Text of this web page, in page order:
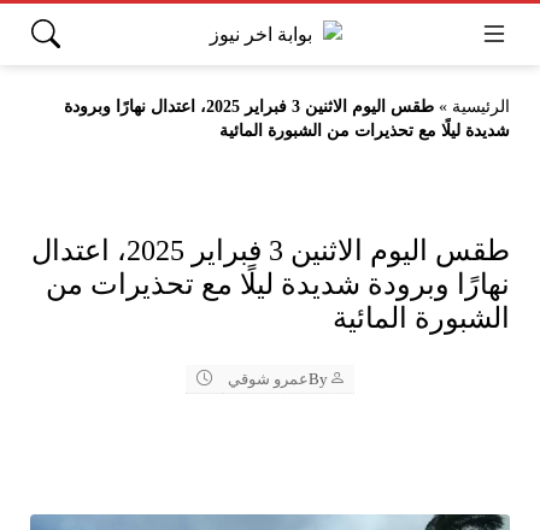
الرئيسية »
طقس اليوم الاثنين 3 فبراير 2025، اعتدال نهارًا وبرودة
شديدة ليلًا مع تحذيرات من الشبورة المائية
طقس اليوم الاثنين 3 فبراير 2025، اعتدال
نهارًا وبرودة شديدة ليلًا مع تحذيرات من
الشبورة المائية
Byعمرو شوقي